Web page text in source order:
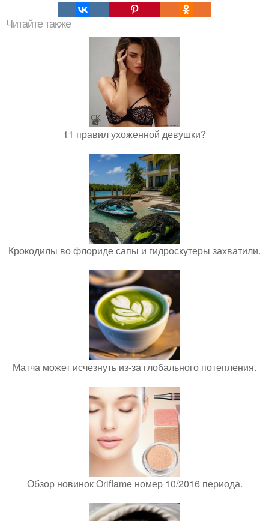
Читайте также
11 правил ухоженной девушки?
Крокодилы во флориде сапы и гидроскутеры захватили.
Матча может исчезнуть из-за глобального потепления.
Обзор новинок Oriflame номер 10/2016 периода.